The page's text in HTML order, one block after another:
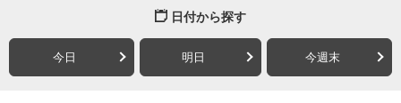
日付から探す
今日 明日 今週末